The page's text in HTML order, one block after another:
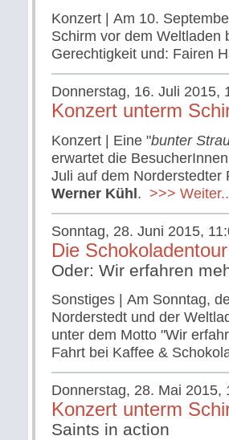
Konzert | Am 10.
Schirm vor dem Weltladen
Gerechtigkeit und: Fairen
Donnerstag, 16. Juli 2015,
Konzert unterm
Konzert | Eine "bunter
erwartet die
Juli auf dem Norderstedter
Werner Kühl . >>>
Sonntag, 28. Juni 2015,
Die Schokoladentour
Oder: Wir erfahren
Sonstiges | Am Sonntag,
Norderstedt und der
unter dem Motto "Wir
Fahrt bei Kaffee &
Donnerstag, 28. Mai 2015,
Konzert unterm
Saints in action